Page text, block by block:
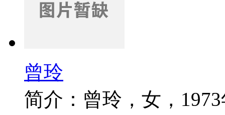
曾玲
简介：曾玲，女，